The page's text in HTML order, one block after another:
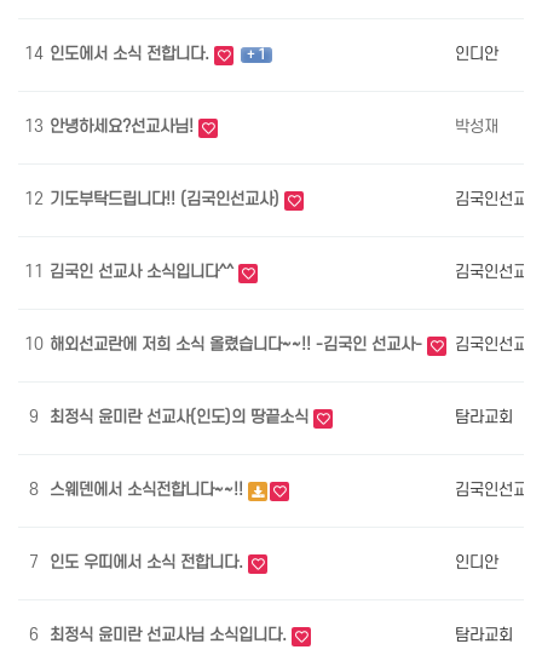
14 인도에서 소식 전합니다. + 1 인디안
13 안녕하세요?선교사님! 박성재
12 기도부탁드립니다!! (김국인선교사) 김국인선교사
11 김국인 선교사 소식입니다^^ 김국인선교사
10 해외선교란에 저희 소식 올렸습니다~~!! -김국인 선교사- 김국인선교사
9 최정식 윤미란 선교사(인도)의 땅끝소식 탐라교회
8 스웨덴에서 소식전합니다~~!! 김국인선교사
7 인도 우띠에서 소식 전합니다. 인디안
6 최정식 윤미란 선교사님 소식입니다. 탐라교회